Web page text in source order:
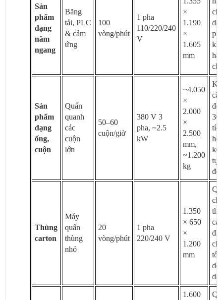
Sản
phẩm
dạng
nằm
ngang
Băng
tải, PLC
& cảm
ứng
100
vòng/phút
1 pha
110/220/240
V
×
1.190
×
1.605
mm
Sản
phẩm
dạng
ống,
cuộn
Quấn
quanh
các
cuộn
lớn
50–60
cuộn/giờ
380 V 3
pha, ~2.5
kW
~4.050
×
2.000
×
2.500
mm,
~1.200
kg
tự
Thùng
carton
Máy
quấn
thùng
nhỏ
20
vòng/phút
1 pha
220/240 V
1.350
× 650
×
1.200
mm
dễ
1.600